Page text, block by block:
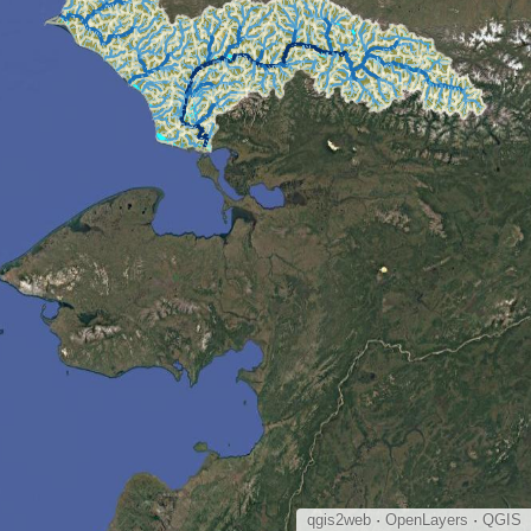
qgis2web· OpenLayers · QGIS